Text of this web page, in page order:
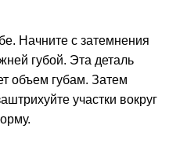
Начните с затемнения
губой. Эта деталь
объем губам. Затем
участки вокруг